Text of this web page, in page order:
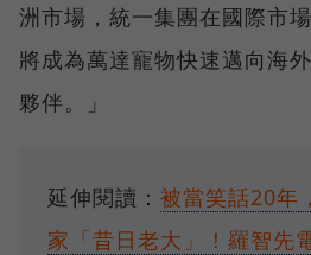
洲市場，統一集團在國際市
將成為萬達寵物快速邁向海
夥伴。」
延伸閱讀： 被當笑話20年
家「昔日老大」！羅智先